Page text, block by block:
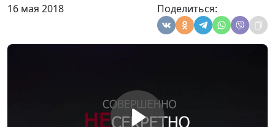
16 мая 2018 Поделиться:
Роман Маринин,
священнослужитель;
Артем Сорокин,
священнослужитель,
Дмитрий Булатов,